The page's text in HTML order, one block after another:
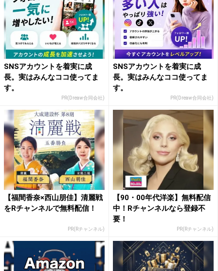
SNSアカウントを着実に成
長。実はみんなココ使ってま
す。
PR(Dreaw合同会社)
SNSアカウントを着実に成
長。実はみんなココ使ってま
す。
PR(Dreaw合同会社)
【福間香奈×西山朋佳】清麗戦
をRチャンネルで無料配信！
PR(Rチャンネル)
【90・00年代洋楽】無料配信
中！Rチャンネルなら登録不
要！
PR(Rチャンネル)